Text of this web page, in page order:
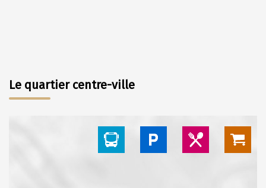
Le quartier centre-ville